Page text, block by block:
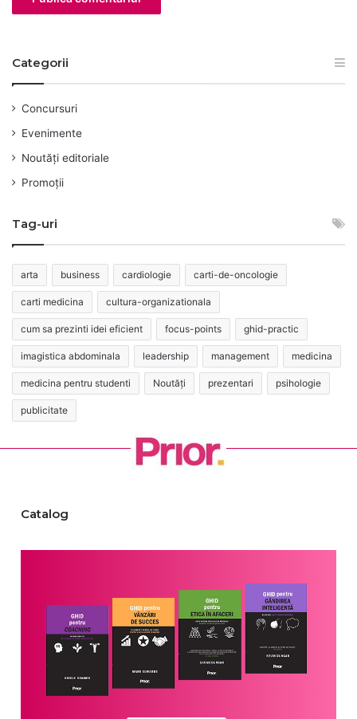
Categorii
Concursuri
Evenimente
Noutăți editoriale
Promoții
Tag-uri
arta business cardiologie carti-de-oncologie
carti medicina cultura-organizationala
cum sa prezinti idei eficient focus-points ghid-practic
imagistica abdominala leadership management medicina
medicina pentru studenti Noutăți prezentari psihologie
publicitate
Catalog